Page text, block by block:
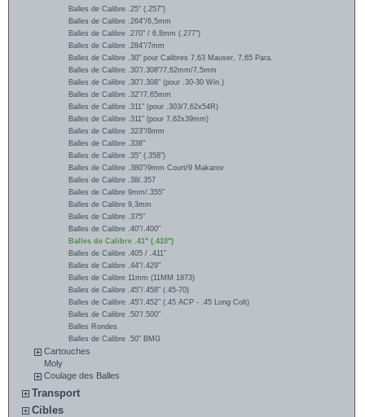
Balles de Calibre .25" (.257")
Balles de Calibre .264"/6,5mm
Balles de Calibre .270" / 6,8mm (.277")
Balles de Calibre .284"/7mm
Balles de Calibre .30" pour Calibres 7,63 Mauser, 7,65 Para.
Balles de Calibre .30"/.308"/7,62mm/7,5mm
Balles de Calibre .30"/.308" (pour .30-30 Win.)
Balles de Calibre .32"/7,65mm
Balles de Calibre .311" (pour .303/7,62x54R)
Balles de Calibre .311" (pour 7,62x39mm)
Balles de Calibre .323"/8mm
Balles de Calibre .338"
Balles de Calibre .35" (.358")
Balles de Calibre .380"/9mm Court/9 Makarov
Balles de Calibre .38/.357
Balles de Calibre 9mm/.355"
Balles de Calibre 9,3mm
Balles de Calibre .375"
Balles de Calibre .40"/.400"
Balles de Calibre .41" (.410")
Balles de Calibre .405 / .411"
Balles de Calibre .44"/.429"
Balles de Calibre 11mm (11MM 1873)
Balles de Calibre .45"/.458" (.45-70)
Balles de Calibre .45"/.452" (.45 ACP - .45 Long Colt)
Balles de Calibre .50"/.500"
Balles Rondes
Balles de Calibre .50" BMG
Cartouches
Moly
Coulage des Balles
Transport
Cibles